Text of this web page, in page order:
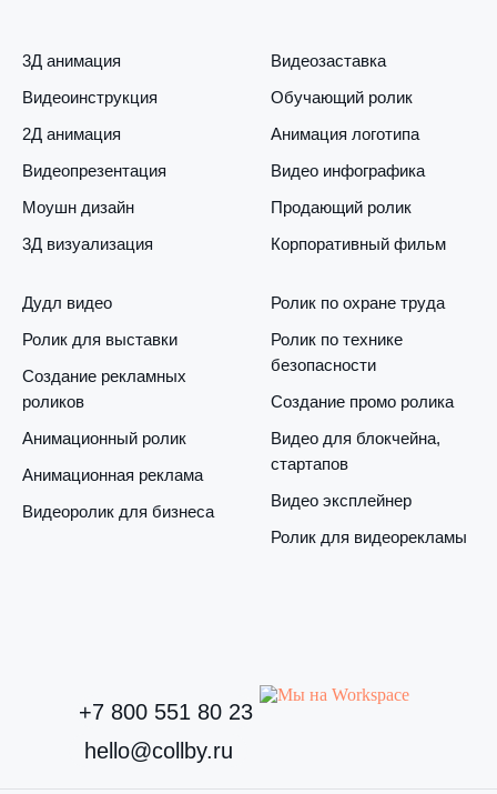
3Д анимация
Видеоинструкция
2Д анимация
Видеопрезентация
Моушн дизайн
3Д визуализация
Видеозаставка
Обучающий ролик
Анимация логотипа
Видео инфографика
Продающий ролик
Корпоративный фильм
Дудл видео
Ролик для выставки
Создание рекламных
роликов
Анимационный ролик
Анимационная реклама
Видеоролик для бизнеса
Ролик по охране труда
Ролик по технике
безопасности
Создание промо ролика
Видео для блокчейна,
стартапов
Видео эксплейнер
Ролик для видеорекламы
hello@collby.ru
+7 800 551 80 23